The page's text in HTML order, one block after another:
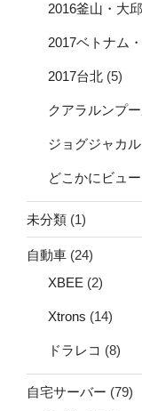
2016釜山・大邱
2017ベトナム
2017台北 (5)
クアラルンプ
ジョグジャカ
どこかにビュー
未分類 (1)
自動車 (24)
XBEE (2)
Xtrons (14)
ドラレコ (8)
自宅サーバー (79)